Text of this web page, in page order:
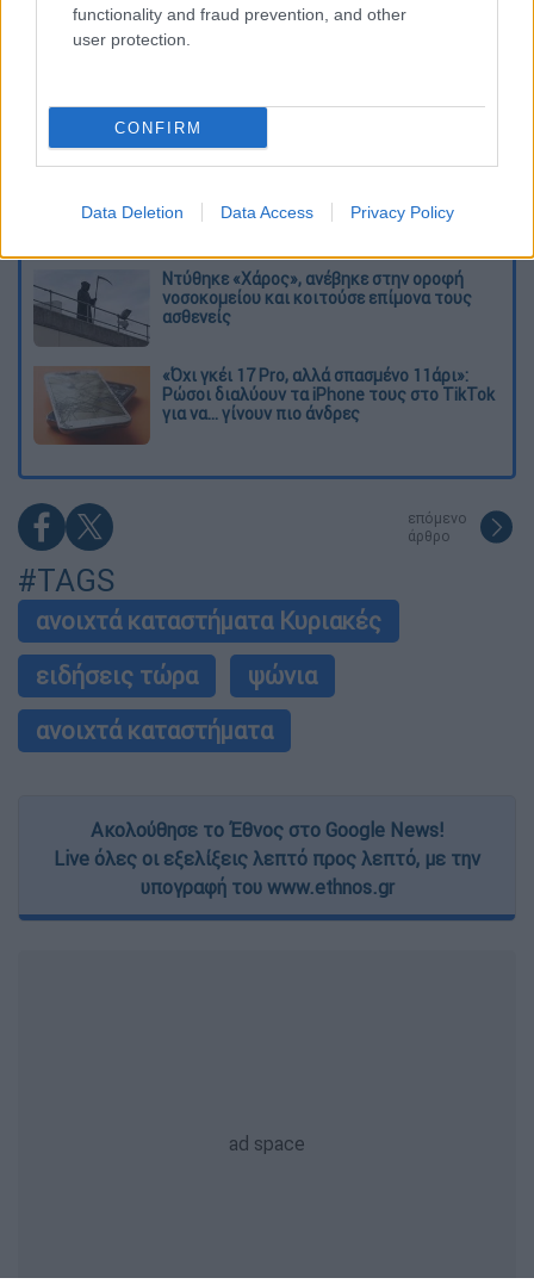
functionality and fraud prevention, and other
user protection.
CONFIRM
Data Deletion Data Access Privacy Policy
Διαβάστε ακόμη
κτίρια κρίθηκαν «κόκκινα» -
Ολοκληρώθηκαν 325 αυτοψίες στις
πληγείσες περιοχές
38χρονης Βρετανίδας που δολοφονήθηκε
στην Κυψέλη
Ντύθηκε «Χάρος», ανέβηκε στην οροφή
νοσοκομείου και κοιτούσε επίμονα τους
ασθενείς
«Όχι γκέι 17 Pro, αλλά σπασμένο 11άρι»:
Ρώσοι διαλύουν τα iPhone τους στο TikTok
για να... γίνουν πιο άνδρες
επόμενο
άρθρο
#TAGS
ανοιχτά καταστήματα Κυριακές
ειδήσεις τώρα
ψώνια
ανοιχτά καταστήματα
Ακολούθησε το Έθνος στο Google News!
Live όλες οι εξελίξεις λεπτό προς λεπτό, με την
υπογραφή του www.ethnos.gr